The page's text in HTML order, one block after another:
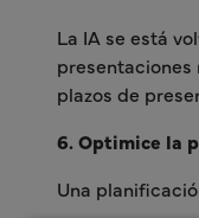
La IA se está
plazos de
6. Optimice la
Una